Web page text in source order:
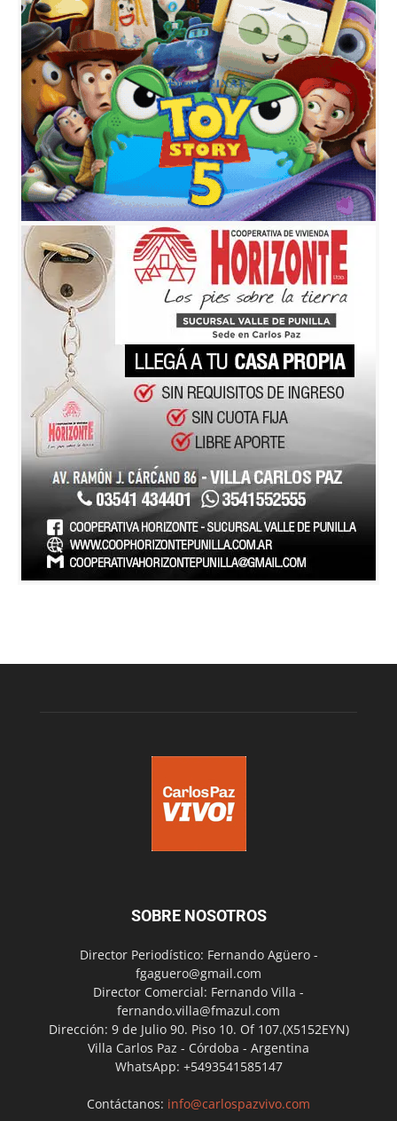
SOBRE NOSOTROS
Director Periodístico: Fernando Agüero -
fgaguero@gmail.com
Director Comercial: Fernando Villa -
fernando.villa@fmazul.com
Dirección: 9 de Julio 90. Piso 10. Of 107.(X5152EYN)
Villa Carlos Paz - Córdoba - Argentina
WhatsApp: +5493541585147
Contáctanos: info@carlospazvivo.com